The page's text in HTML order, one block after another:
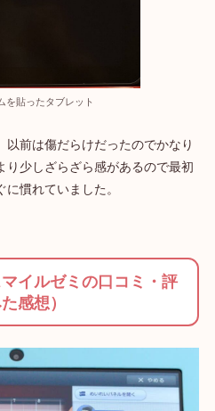
を貼ったタブレット
前は傷だらけだったのでかなり
り少しざらざら感があるので最初
慣れていました。
マイルゼミの口コミ・評
感想）